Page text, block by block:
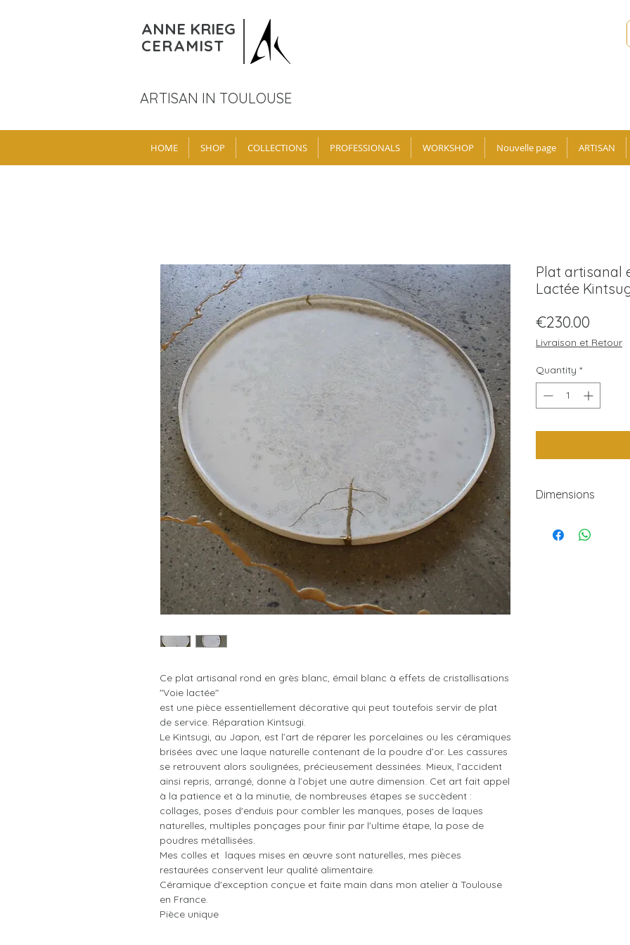
ANNE KRIEG
CERAMIST
ARTISAN IN TOULOUSE
HOME SHOP COLLECTIONS PROFESSIONALS WORKSHOP Nouvelle page ARTISAN
Ce plat artisanal rond en grès blanc, émail blanc à effets de cristallisations
"Voie lactée"
est une pièce essentiellement décorative qui peut toutefois servir de plat
de service. Réparation Kintsugi.
Le Kintsugi, au Japon, est l’art de réparer les porcelaines ou les céramiques
brisées avec une laque naturelle contenant de la poudre d’or. Les cassures
se retrouvent alors soulignées, précieusement dessinées. Mieux, l’accident
ainsi repris, ­arrangé, donne à l’objet une autre dimension. Cet art fait appel
à la patience et à la minutie, de nombreuses étapes se succèdent :
collages, poses d'enduis pour combler les manques, poses de laques
naturelles, multiples ponçages pour finir par l'ultime étape, la pose de
poudres métallisées.
Mes colles et laques mises en œuvre sont naturelles, mes pièces
restaurées conservent leur qualité alimentaire.
Céramique d'exception conçue et faite main dans mon atelier à Toulouse
en France.
Pièce unique
Plat artisanal
Lactée
€230.00
Livraison et Retour
Quantity *
Dimensions
Hauteur: 1,5cm